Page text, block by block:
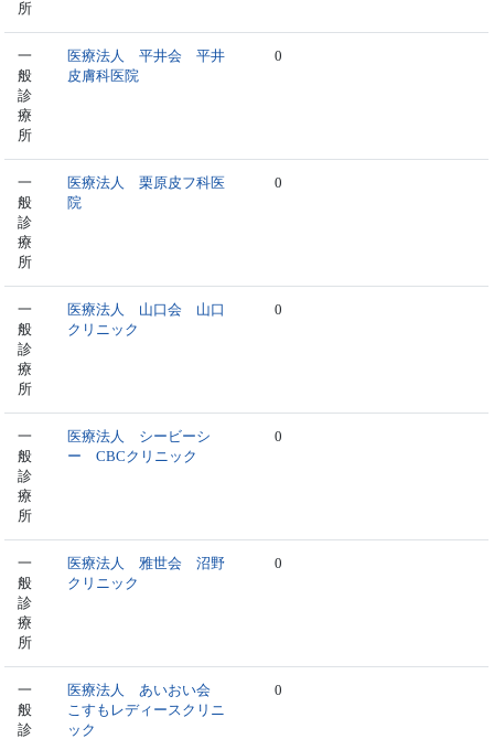
所
一
般
診
療
所
医療法人 平井会 平井
皮膚科医院
0
一
般
診
療
所
医療法人 栗原皮フ科医
院
0
一
般
診
療
所
医療法人 山口会 山口
クリニック
0
一
般
診
療
所
医療法人 シービーシ
ー CBCクリニック
0
一
般
診
療
所
医療法人 雅世会 沼野
クリニック
0
一
般
診
医療法人 あいおい会
こすもレディースクリニ
ック
0